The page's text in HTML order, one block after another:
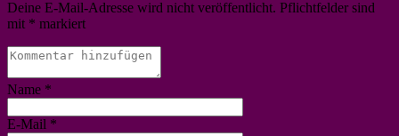
Deine E-Mail-Adresse wird nicht veröffentlicht. Pflichtfelder sind
mit * markiert
Name *
E-Mail *